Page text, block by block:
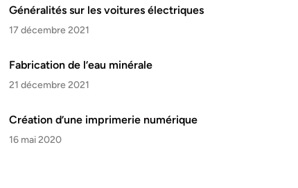
Généralités sur les voitures électriques
17 décembre 2021
Fabrication de l’eau minérale
21 décembre 2021
Création d’une imprimerie numérique
16 mai 2020